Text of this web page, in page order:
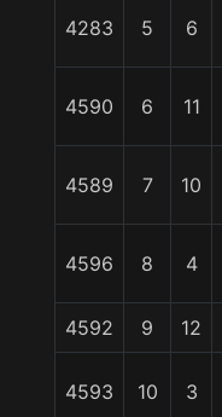
4283 5 6
4590 6 11
4589 7 10
4596 8 4
4592 9 12
4593 10 3